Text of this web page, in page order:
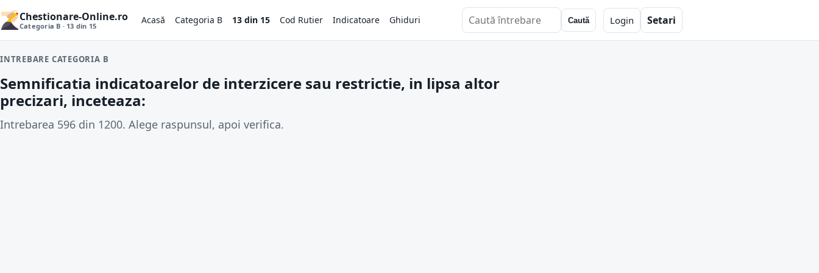
Chestionare-Online.ro
Categoria B · 13 din 15 Acasă Categoria B 13 din 15 Cod Rutier Indicatoare Ghiduri Caută întrebări Caută Login Setari
INTREBARE CATEGORIA B
Semnificatia indicatoarelor de interzicere sau restrictie, in lipsa altor
precizari, inceteaza:
Intrebarea 596 din 1200. Alege raspunsul, apoi verifica.